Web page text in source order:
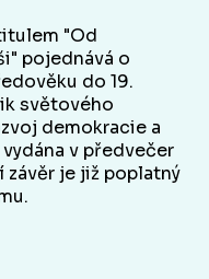
"Od
pojednává o
do 19.
světového
demokracie a
v předvečer
závěr je již poplatný